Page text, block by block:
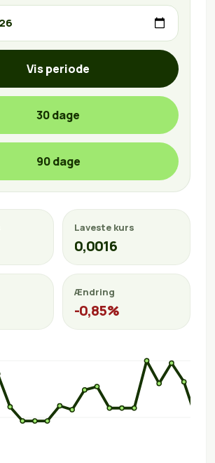
Vis periode
30 dage
90 dage
Laveste kurs
0,0016
Ændring
-0,85%